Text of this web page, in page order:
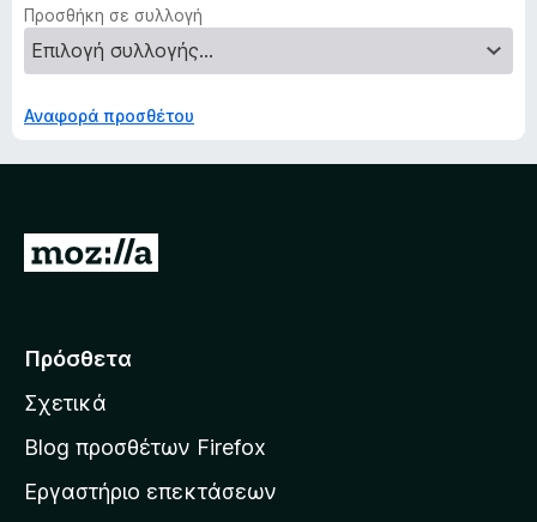
Προσθήκη σε συλλογή
Αναφορά προσθέτου
Μ
ά
α
σ
σ
Πρόσθετα
Σχετικά
Blog προσθέτων Firefox
Εργαστήριο επεκτάσεων